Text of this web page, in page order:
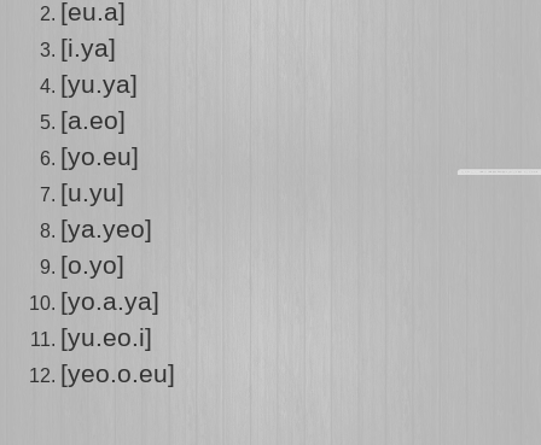
[eu.a]
[i.ya]
[yu.ya]
[a.eo]
[yo.eu]
[u.yu]
[ya.yeo]
[o.yo]
[yo.a.ya]
[yu.eo.i]
[yeo.o.eu]